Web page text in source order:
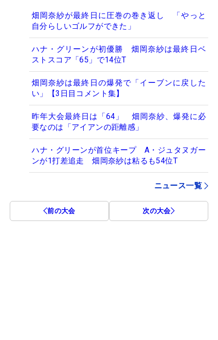
畑岡奈紗が最終日に圧巻の巻き返し 「やっと
自分らしいゴルフができた」
ハナ・グリーンが初優勝 畑岡奈紗は最終日ベ
ストスコア「65」で14位T
畑岡奈紗は最終日の爆発で「イーブンに戻した
い」【3日目コメント集】
昨年大会最終日は「64」 畑岡奈紗、爆発に必
要なのは「アイアンの距離感」
ハナ・グリーンが首位キープ A・ジュタヌガー
ンが1打差追走 畑岡奈紗は粘るも54位T
ニュース一覧
前の大会 次の大会